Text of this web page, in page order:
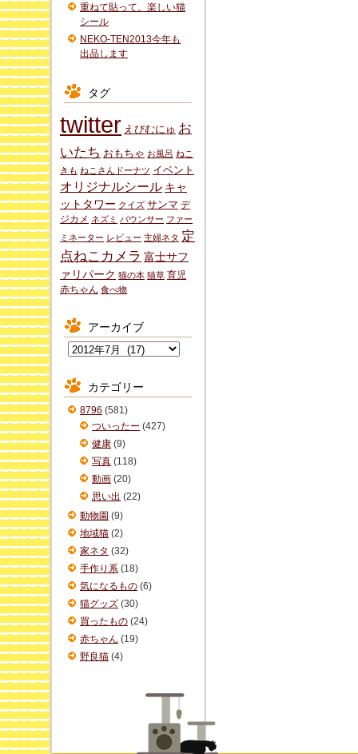
重ねて貼って。楽しい猫
シール
NEKO-TEN2013今年も
出品します
タグ
twitter えびむにゅ お
いたち おもちゃ お風呂 ねこ
きも ねこさんドーナツ イベント
オリジナルシール キャ
ットタワー クイズ サンマ デ
ジカメ ネズミ バウンサー ファー
ミネーター レビュー 主婦ネタ 定
点ねこカメラ 富士サフ
ァリパーク 猫の本 猫草 育児
赤ちゃん 食べ物
アーカイブ
イ
ブ
カテゴリー
8796 (581)
ついったー (427)
健康 (9)
写真 (118)
動画 (20)
思い出 (22)
動物園 (9)
地域猫 (2)
家ネタ (32)
手作り系 (18)
気になるもの (6)
猫グッズ (30)
買ったもの (24)
赤ちゃん (19)
野良猫 (4)